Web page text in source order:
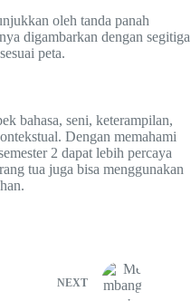
oleh tanda panah
digambarkan dengan segitiga
peta.
bahasa, seni, keterampilan,
Dengan memahami
2 dapat lebih percaya
tua juga bisa menggunakan
NEXT